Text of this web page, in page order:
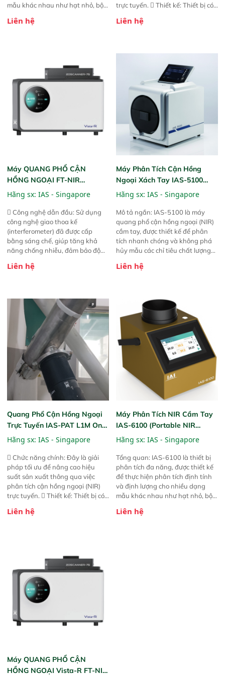
mẫu khác nhau như hạt nhỏ, bột,
này cho phép bất kỳ ai cũng có
thức ăn chăn nuôi, nguyên liệu
thực phẩm, nông sản,..
Liên hệ
trực tuyến.  Thiết kế: Thiết bị có
hỗ trợ tản nhiệt tăng cường và đã
năng theo dõi thông số theo thời
gian thực và trực quan hóa dữ
liệu để tăng chỉ số ROI cho doanh
Liên hệ
Máy QUANG PHỔ CẬN
HỒNG NGOẠI FT-NIR
Analyzer Vista-R
Hãng sx: IAS - Singapore
 Công nghệ dẫn đầu: Sử dụng
công nghệ giao thoa kế
(interferometer) đã được cấp
bằng sáng chế, giúp tăng khả
năng chống nhiễu, đảm bảo độ
Phạm vi ứng dụng rộng: Đáp ứng
ngành công nghiệp khác nhau. 
Độ nhạy cao: Trang bị đầu dò
InGaAs độ nhạy cao, cung cấp
phản hồi phổ tuyến tính đầy đủ,
đảm bảo độ chính xác và khả
năng lặp lại tối ưu.
Liên hệ
Máy Phân Tích Cận Hồng
Ngoại Xách Tay IAS-5100
(Portable NIR Analyzer)
Hãng sx: IAS - Singapore
Mô tả ngắn: IAS-5100 là máy
quang phổ cận hồng ngoại (NIR)
cầm tay, được thiết kế để phân
tích nhanh chóng và không phá
hủy mẫu các chỉ tiêu chất lượng
Thiết bị linh hoạt cho nhiều kịch
trực tiếp ngoài đồng ruộng.
Liên hệ
Quang Phổ Cận Hồng Ngoại
Trực Tuyến IAS-PAT L1M On-
Line NIR
Hãng sx: IAS - Singapore
 Chức năng chính: Đây là giải
pháp tối ưu để nâng cao hiệu
suất sản xuất thông qua việc
phân tích cận hồng ngoại (NIR)
trực tuyến.  Thiết kế: Thiết bị có
hỗ trợ tản nhiệt tăng cường và đã
liệu để tăng chỉ số ROI cho doanh
nghiệp.
Liên hệ
Máy Phân Tích NIR Cầm Tay
IAS-6100 (Portable NIR
Analyzer)
Hãng sx: IAS - Singapore
Tổng quan: IAS-6100 là thiết bị
phân tích đa năng, được thiết kế
để thực hiện phân tích định tính
và định lượng cho nhiều dạng
mẫu khác nhau như hạt nhỏ, bột,
này cho phép bất kỳ ai cũng có
Liên hệ
Máy QUANG PHỔ CẬN
HỒNG NGOẠI Vista-R FT-NIR